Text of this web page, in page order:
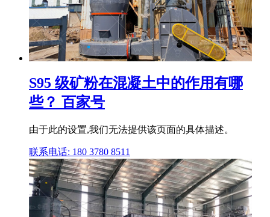
S95 级矿粉在混凝土中的作用有哪
些？ 百家号
由于此的设置,我们无法提供该页面的具体描述。
联系电话: 180 3780 8511